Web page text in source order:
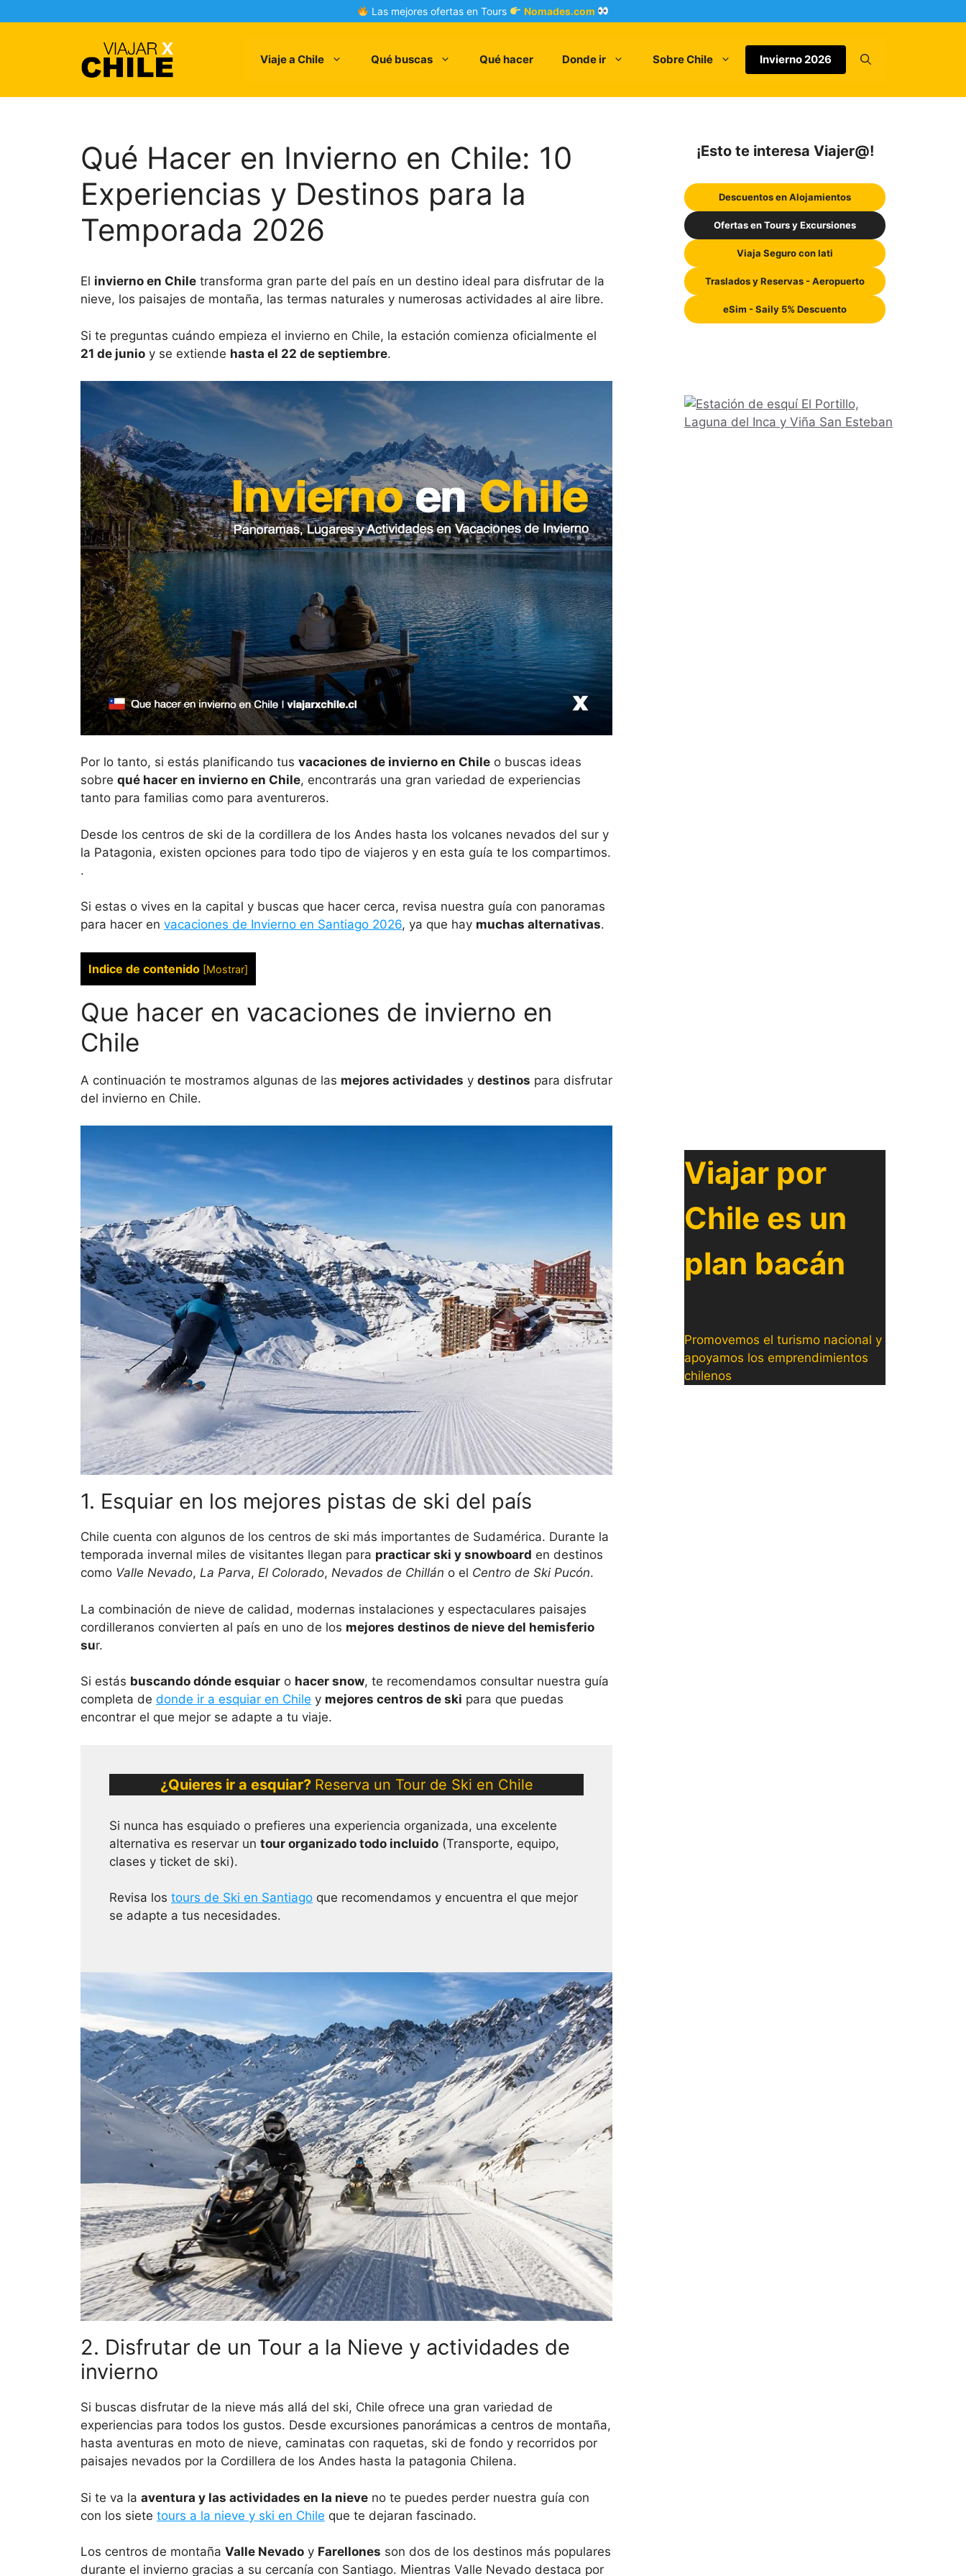
to
Las mejores ofertas en Tours Nomades.com
Viaje a Chile Qué buscas Qué hacer Donde ir Sobre Chile Invierno 2026
Qué Hacer en Invierno en Chile: 10
Experiencias y Destinos para la
Temporada 2026
El invierno en Chile transforma gran parte del país en un destino ideal para disfrutar de la
nieve, los paisajes de montaña, las termas naturales y numerosas actividades al aire libre.
Si te preguntas cuándo empieza el invierno en Chile, la estación comienza oficialmente el
21 de junio y se extiende hasta el 22 de septiembre.
Por lo tanto, si estás planificando tus vacaciones de invierno en Chile o buscas ideas
sobre qué hacer en invierno en Chile, encontrarás una gran variedad de experiencias
tanto para familias como para aventureros.
Desde los centros de ski de la cordillera de los Andes hasta los volcanes nevados del sur y
la Patagonia, existen opciones para todo tipo de viajeros y en esta guía te los compartimos.
.
Si estas o vives en la capital y buscas que hacer cerca, revisa nuestra guía con panoramas
para hacer en vacaciones de Invierno en Santiago 2026, ya que hay muchas alternativas.
Indice de contenido [Mostrar]
Que hacer en vacaciones de invierno en
Chile
A continuación te mostramos algunas de las mejores actividades y destinos para disfrutar
del invierno en Chile.
1. Esquiar en los mejores pistas de ski del país
Chile cuenta con algunos de los centros de ski más importantes de Sudamérica. Durante la
temporada invernal miles de visitantes llegan para practicar ski y snowboard en destinos
como Valle Nevado, La Parva, El Colorado, Nevados de Chillán o el Centro de Ski Pucón.
La combinación de nieve de calidad, modernas instalaciones y espectaculares paisajes
cordilleranos convierten al país en uno de los mejores destinos de nieve del hemisferio
sur.
Si estás buscando dónde esquiar o hacer snow, te recomendamos consultar nuestra guía
completa de donde ir a esquiar en Chile y mejores centros de ski para que puedas
encontrar el que mejor se adapte a tu viaje.
¿Quieres ir a esquiar? Reserva un Tour de Ski en Chile
Si nunca has esquiado o prefieres una experiencia organizada, una excelente
alternativa es reservar un tour organizado todo incluido (Transporte, equipo,
clases y ticket de ski).
Revisa los tours de Ski en Santiago que recomendamos y encuentra el que mejor
se adapte a tus necesidades.
2. Disfrutar de un Tour a la Nieve y actividades de
invierno
Si buscas disfrutar de la nieve más allá del ski, Chile ofrece una gran variedad de
experiencias para todos los gustos. Desde excursiones panorámicas a centros de montaña,
hasta aventuras en moto de nieve, caminatas con raquetas, ski de fondo y recorridos por
paisajes nevados por la Cordillera de los Andes hasta la patagonia Chilena.
Si te va la aventura y las actividades en la nieve no te puedes perder nuestra guía con
con los siete tours a la nieve y ski en Chile que te dejaran fascinado.
Los centros de montaña Valle Nevado y Farellones son dos de los destinos más populares
durante el invierno gracias a su cercanía con Santiago. Mientras Valle Nevado destaca por
¡Esto te interesa Viajer@!
Descuentos en Alojamientos
Ofertas en Tours y Excursiones
Viaja Seguro con Iati
Traslados y Reservas - Aeropuerto
eSim - Saily 5% Descuento
Viajar por
Chile es un
plan bacán
Promovemos el turismo nacional y
apoyamos los emprendimientos
chilenos